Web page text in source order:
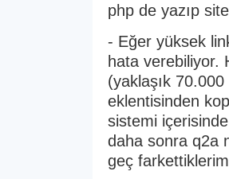
php de yazıp
- Eğer yüksek
hata verebiliyor.
(yaklaşık
eklentisinden
sistemi
daha sonra q2a
geç